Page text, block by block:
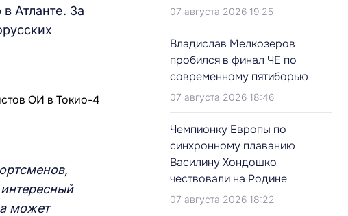
Атланте. За
может
07 августа 2026 19:25
Владислав Мелкозеров
пробился в финал ЧЕ по
современному пятиборью
07 августа 2026 18:46
Чемпионку Европы по
синхронному плаванию
Василину Хондошко
чествовали на Родине
07 августа 2026 18:22